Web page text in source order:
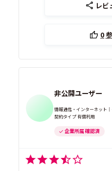
レビ
0
非公開ユーザー
情報通信・インターネット
契約タイプ 有償利用
企業所属 確認済